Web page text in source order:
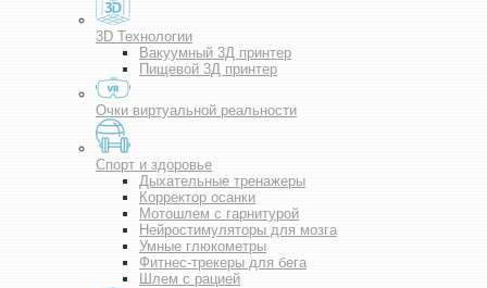
3D Технологии
Вакуумный 3Д принтер
Пищевой 3Д принтер
Очки виртуальной реальности
Спорт и здоровье
Дыхательные тренажеры
Корректор осанки
Мотошлем с гарнитурой
Нейростимуляторы для мозга
Умные глюкометры
Фитнес-трекеры для бега
Шлем с рацией